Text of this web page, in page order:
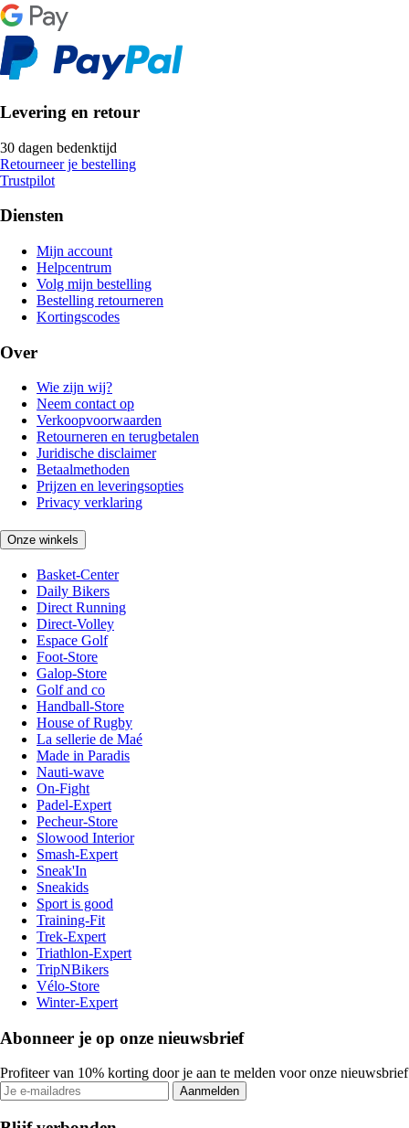
Levering en retour
30 dagen bedenktijd
Retourneer je bestelling
Trustpilot
Diensten
Mijn account
Helpcentrum
Volg mijn bestelling
Bestelling retourneren
Kortingscodes
Over
Wie zijn wij?
Neem contact op
Verkoopvoorwaarden
Retourneren en terugbetalen
Juridische disclaimer
Betaalmethoden
Prijzen en leveringsopties
Privacy verklaring
Onze winkels
Basket-Center
Daily Bikers
Direct Running
Direct-Volley
Espace Golf
Foot-Store
Galop-Store
Golf and co
Handball-Store
House of Rugby
La sellerie de Maé
Made in Paradis
Nauti-wave
On-Fight
Padel-Expert
Pecheur-Store
Slowood Interior
Smash-Expert
Sneak'In
Sneakids
Sport is good
Training-Fit
Trek-Expert
Triathlon-Expert
TripNBikers
Vélo-Store
Winter-Expert
Abonneer je op onze nieuwsbrief
Profiteer van 10% korting door je aan te melden voor onze nieuwsbrief
Aanmelden